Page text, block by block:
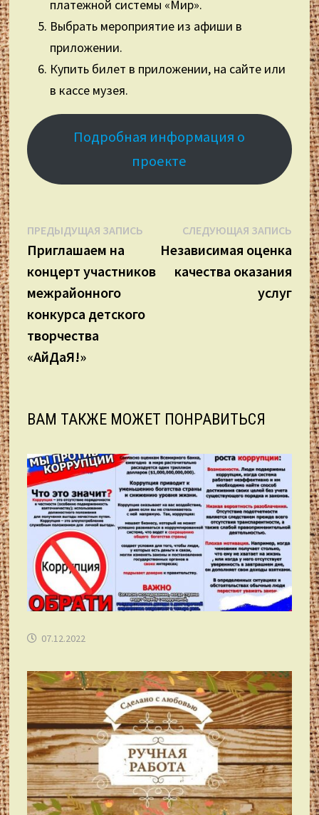
платежной системы «Мир».
Выбрать мероприятие из афиши в
приложении.
Купить билет в приложении, на сайте или
в кассе музея.
Подробная информация о
проекте
Навигация
по
записям
ПРЕДЫДУЩАЯ ЗАПИСЬ Предыдущая
запись:
Приглашаем на
концерт участников
межрайонного
конкурса детского
творчества
«АйДаЯ!»
СЛЕДУЮЩАЯ ЗАПИСЬ
Независимая оценка
качества оказания
услуг
ВАМ ТАКЖЕ МОЖЕТ ПОНРАВИТЬСЯ
07.12.2022